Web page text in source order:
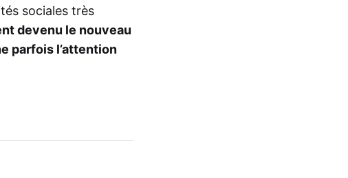
sociales très
devenu le nouveau
parfois l’attention